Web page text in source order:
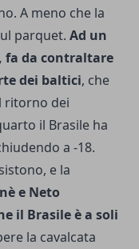
A meno che la
parquet. Ad un
fa da contraltare
dei baltici, che
ritorno dei
il Brasile ha
a -18.
e la
e Neto
il Brasile è a soli
la cavalcata